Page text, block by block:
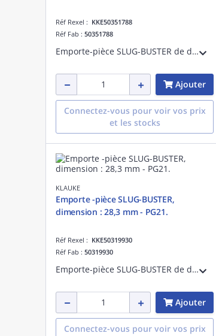
Réf Rexel : KKE50351788
Réf Fab : 50351788
Emporte-pièce SLUG-BUSTER de diamètre 25,4mm - ISO25. Système comprenant un axe avec butée à billes, le poinçon et la matrice de diamètre 25,4mm pour une utilisation manuelle ou hydraulique
Ajouter
Connectez-vous pour voir vos prix
et les stocks
KLAUKE
Emporte -pièce SLUG-BUSTER,
dimension : 28,3 mm - PG21.
Réf Rexel : KKE50319930
Réf Fab : 50319930
Emporte-pièce SLUG-BUSTER de diamètre 28,3mm - PG21. Système comprenant un axe avec butée à billes, le poinçon et la matrice de diamètre 28,3mm pour une utilisation manuelle ou hydraulique
Ajouter
Connectez-vous pour voir vos prix